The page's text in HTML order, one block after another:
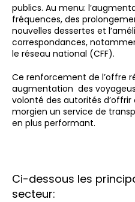
publics. Au menu:
fréquences, des
nouvelles dessertes et
correspondances,
le réseau national (CFF).
Ce renforcement de l’offre
augmentation des
volonté des autorités
morgien un service de
en plus performant.
Ci-dessous les
secteur: